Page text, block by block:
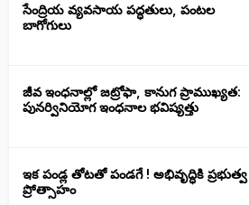
సేంద్రియ వ్యవసాయ పద్ధతులు, పంటల
బాగోగులు
జీవ ఇంధనాల్లో జట్రోఫా, కానుగ ప్రాముఖ్యత:
పునర్వినియోగ ఇంధనాల భవిష్యత్తు
ఇక పండ్ల తోటతో పండగే ! అభివృద్ధికి ప్రభుత్వ
ప్రోత్సాహం